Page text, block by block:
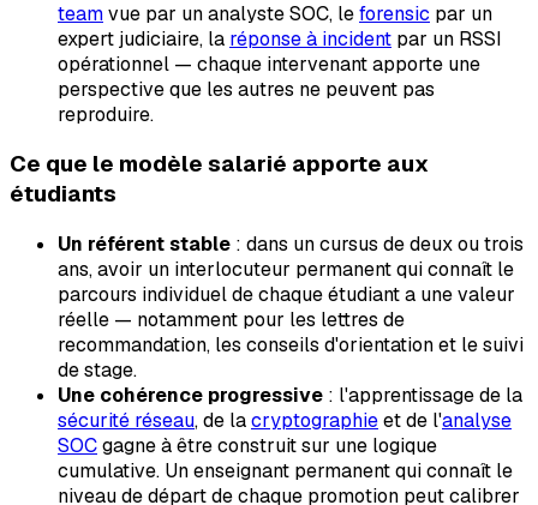
teamvue par un analyste SOC, leforensic par un
expert judiciaire, la réponse à incident par un RSSI
opérationnel — chaque intervenant apporte une
perspective que les autres ne peuvent pas
reproduire.
Ce que le modèle salarié apporte aux
étudiants
Un référent stable : dans un cursus de deux ou trois
ans, avoir un interlocuteur permanent qui connaît le
parcours individuel de chaque étudiant a une valeur
réelle — notamment pour les lettres de
recommandation, les conseils d'orientation et le suivi
de stage.
Une cohérence progressive : l'apprentissage de la
sécurité réseau, de lacryptographieet de l'analyse
SOCgagne à être construit sur une logique
cumulative. Un enseignant permanent qui connaît le
niveau de départ de chaque promotion peut calibrer